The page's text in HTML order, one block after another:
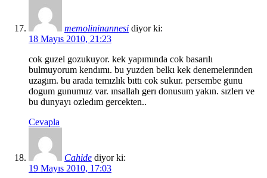
memolininannesi diyor ki:
18 Mayıs 2010, 21:23
cok guzel gozukuyor. kek yapımında cok basarılı
bulmuyorum kendımı. bu yuzden belkı kek denemelerınden
uzagım. bu arada temızlık bıttı cok sukur. persembe gunu
dogum gunumuz var. ınsallah gerı donusum yakın. sızlerı ve
bu dunyayı ozledım gercekten..
Cevapla
Cahide diyor ki:
19 Mayıs 2010, 17:03